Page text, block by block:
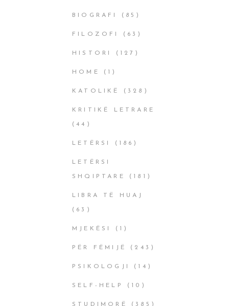
BIOGRAFI (85)
FILOZOFI (63)
HISTORI (127)
HOME (1)
KATOLIKË (328)
KRITIKË LETRARE
(44)
LETËRSI (186)
LETËRSI
SHQIPTARE (181)
LIBRA TË HUAJ
(63)
MJEKËSI (1)
PËR FËMIJË (243)
PSIKOLOGJI (14)
SELF-HELP (10)
STUDIMORË (385)